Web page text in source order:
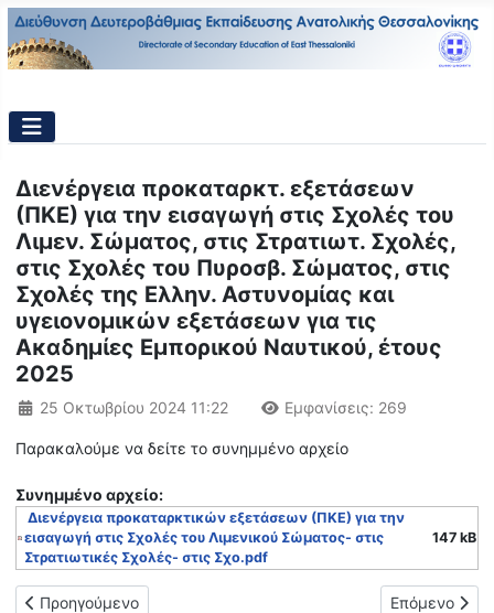
Διενέργεια προκαταρκτ. εξετάσεων
(ΠΚΕ) για την εισαγωγή στις Σχολές του
Λιμεν. Σώματος, στις Στρατιωτ. Σχολές,
στις Σχολές του Πυροσβ. Σώματος, στις
Σχολές της Ελλην. Αστυνομίας και
υγειονομικών εξετάσεων για τις
Ακαδημίες Εμπορικού Ναυτικού, έτους
2025
Λεπτομέρειες
25 Οκτωβρίου 2024 11:22 Εμφανίσεις: 269
Παρακαλούμε να δείτε το συνημμένο αρχείο
Συνημμένo αρχείο:
Διενέργεια προκαταρκτικών εξετάσεων (ΠΚΕ) για την
εισαγωγή στις Σχολές του Λιμενικού Σώματος- στις
Στρατιωτικές Σχολές- στις Σχο.pdf
147 kB
Προηγούμενο άρθρο: Επικαιροποίηση ρεπερτορίου έργων του
Προηγούμενο Επόμενο
Επόμενο